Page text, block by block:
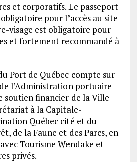
et corporatifs. Le passeport
pour l’accès au site
visage est obligatoire pour
et fortement recommandé à
Port de Québec compte sur
l’Administration portuaire
soutien financier de la Ville
à la Capitale-
Québec cité et du
de la Faune et des Parcs, en
Tourisme Wendake et
privés.